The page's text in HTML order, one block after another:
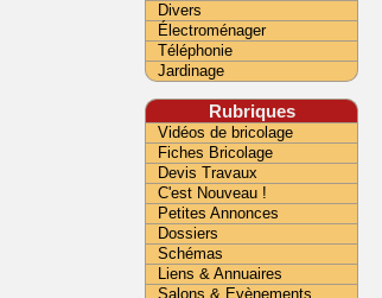
Divers
Électroménager
Téléphonie
Jardinage
Rubriques
Vidéos de bricolage
Fiches Bricolage
Devis Travaux
C'est Nouveau !
Petites Annonces
Dossiers
Schémas
Liens & Annuaires
Salons & Evènements